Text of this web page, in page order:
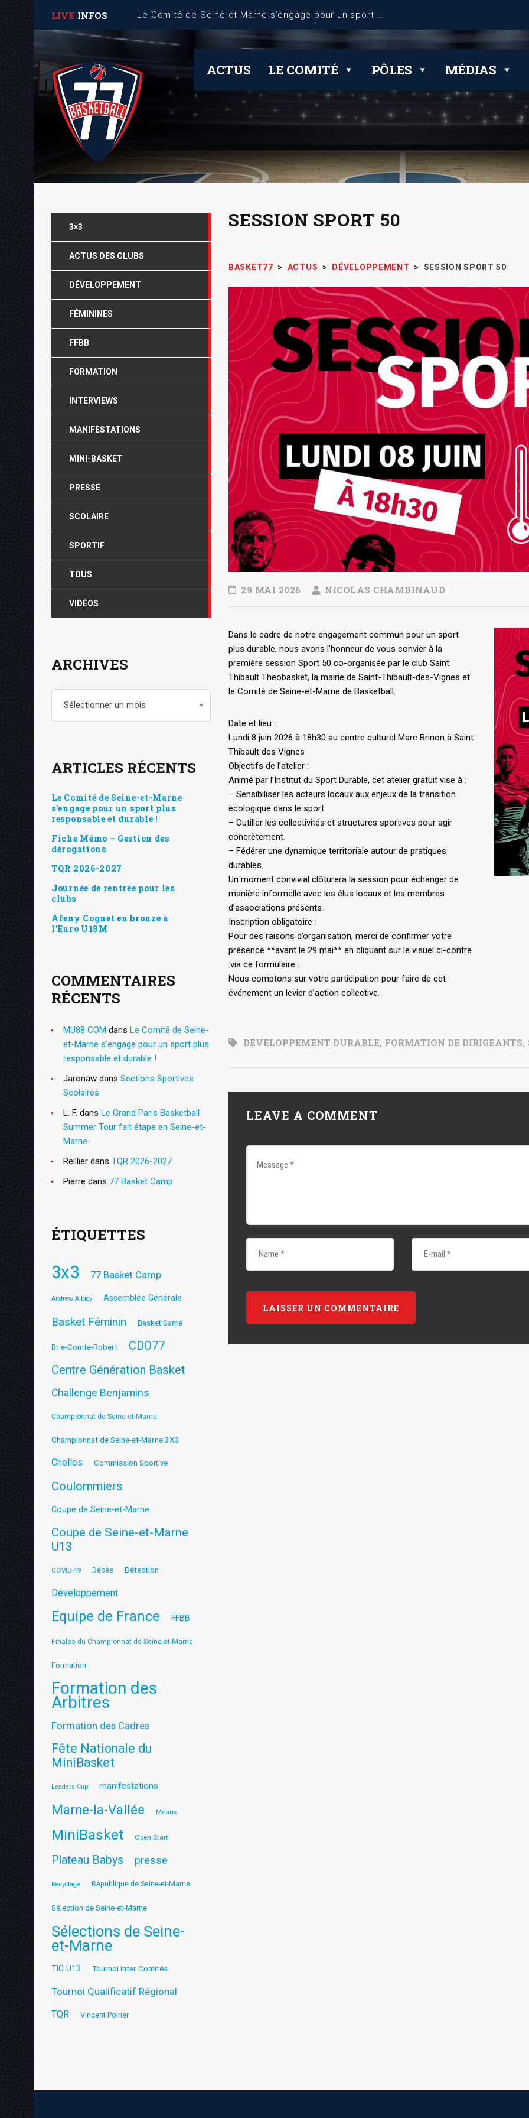
LIVE INFOS Fiche Mémo – Gestion des dérogations
ACTUS LE COMITÉ PÔLES MÉDIAS
SESSION SPORT 50
BASKET77 > ACTUS > DÉVELOPPEMENT > SESSION SPORT 50
29 MAI 2026 NICOLAS CHAMBINAUD
Dans le cadre de notre engagement commun pour un sport
plus durable, nous avons l’honneur de vous convier à la
première session Sport 50 co-organisée par le club Saint
Thibault Theobasket, la mairie de Saint-Thibault-des-Vignes et
le Comité de Seine-et-Marne de Basketball.
Date et lieu :
Lundi 8 juin 2026 à 18h30 au centre culturel Marc Brinon à Saint
Thibault des Vignes
Objectifs de l’atelier :
Animé par l’Institut du Sport Durable, cet atelier gratuit vise à :
– Sensibiliser les acteurs locaux aux enjeux de la transition
écologique dans le sport.
– Outiller les collectivités et structures sportives pour agir
concrètement.
– Fédérer une dynamique territoriale autour de pratiques
durables.
Un moment convivial clôturera la session pour échanger de
manière informelle avec les élus locaux et les membres
d’associations présents.
Inscription obligatoire :
Pour des raisons d’organisation, merci de confirmer votre
présence **avant le 29 mai** en cliquant sur le visuel ci-contre
:via ce formulaire :
Nous comptons sur votre participation pour faire de cet
événement un levier d’action collective.
DÉVELOPPEMENT DURABLE, FORMATION DE DIRIGEANTS,
LEAVE A COMMENT
3×3
ACTUS DES CLUBS
DÉVELOPPEMENT
FÉMININES
FFBB
FORMATION
INTERVIEWS
MANIFESTATIONS
MINI-BASKET
PRESSE
SCOLAIRE
SPORTIF
TOUS
VIDÉOS
ARCHIVES
Sélectionner un mois
ARTICLES RÉCENTS
Le Comité de Seine-et-Marne
s’engage pour un sport plus
responsable et durable !
Fiche Mémo – Gestion des
dérogations
TQR 2026-2027
Journée de rentrée pour les
clubs
Afeny Cognet en bronze à
l’Euro U18M
COMMENTAIRES
RÉCENTS
MU88 COM dans Le Comité de Seine-
et-Marne s’engage pour un sport plus
responsable et durable !
Jaronaw dans Sections Sportives
Scolaires
L. F. dans Le Grand Paris Basketball
Summer Tour fait étape en Seine-et-
Marne
Reillier dans TQR 2026-2027
Pierre dans 77 Basket Camp
ÉTIQUETTES
3x3 77 Basket Camp
Andrew Albicy Assemblée Générale
Basket Féminin Basket Santé
Brie-Comte-Robert CDO77
Centre Génération Basket
Challenge Benjamins
Championnat de Seine-et-Marne
Championnat de Seine-et-Marne 3X3
Chelles Commission Sportive
Coulommiers
Coupe de Seine-et-Marne
Coupe de Seine-et-Marne
U13
COVID-19 Décès Détection
Développement
Equipe de France FFBB
Finales du Championnat de Seine-et-Marne
Formation
Formation des
Arbitres
Formation des Cadres
Fête Nationale du
MiniBasket
Leaders Cup manifestations
Marne-la-Vallée Meaux
MiniBasket Open Start
Plateau Babys presse
Recyclage République de Seine-et-Marne
Sélection de Seine-et-Marne
Sélections de Seine-
et-Marne
TIC U13 Tournoi Inter Comités
Tournoi Qualificatif Régional
TQR Vincent Poirier